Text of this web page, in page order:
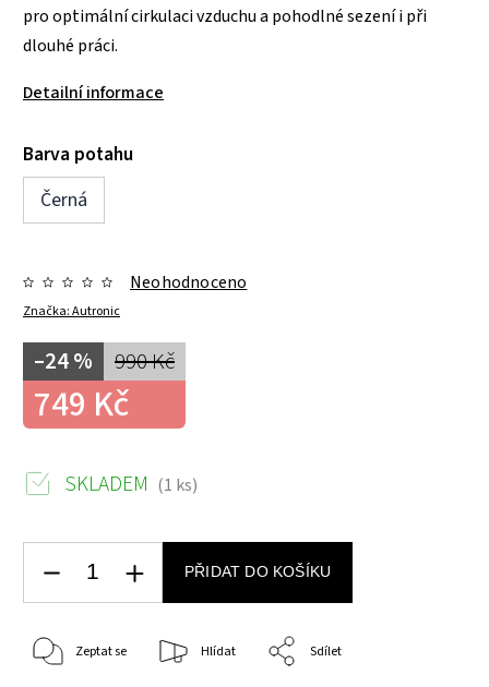
pro optimální cirkulaci vzduchu a pohodlné sezení i při
dlouhé práci.
Detailní informace
Barva potahu
Černá
Značka:Autronic
Neohodnoceno
990 Kč
–24 %
749 Kč
SKLADEM (1 ks)
PŘIDAT DO KOŠÍKU
Zeptat se Hlídat Sdílet